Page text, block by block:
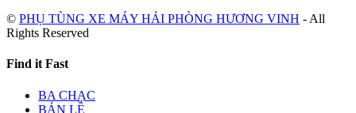
© PHỤ TÙNG XE MÁY HẢI PHÒNG HƯƠNG VINH - All
Rights Reserved
Find it Fast
BA CHẠC
BẢN LỀ